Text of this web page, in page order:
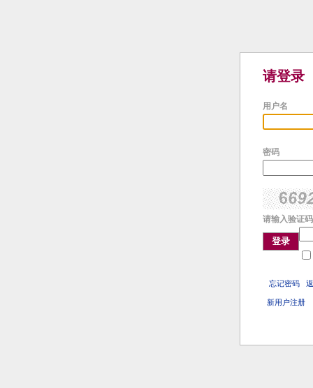
请登录
用户名
密码
请输入验证
登录
忘记密码
新用户注册